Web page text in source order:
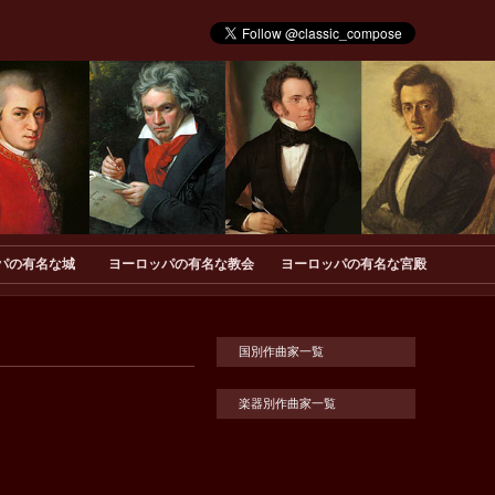
の有名な城 ヨーロッパの有名な教会 ヨーロッパの有名な宮殿
国別作曲家一覧
楽器別作曲家一覧